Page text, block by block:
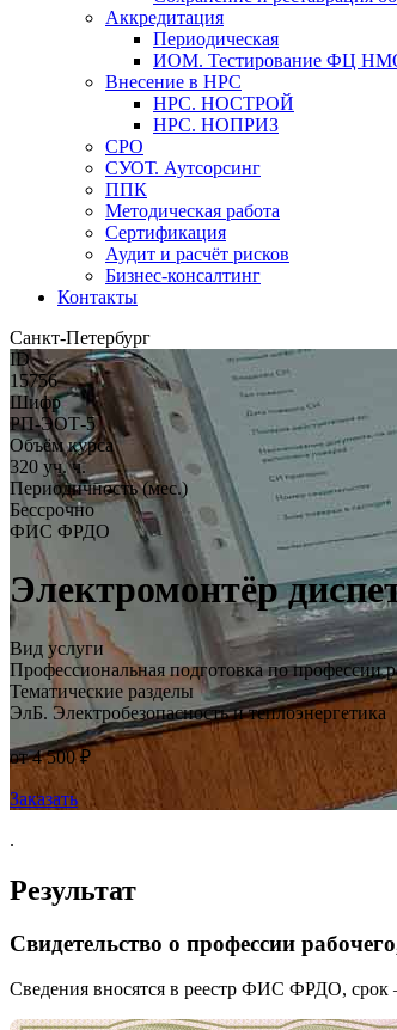
Аккредитация
Периодическая
ИОМ. Тестирование ФЦ
Внесение в НРС
НРС. НОСТРОЙ
НРС. НОПРИЗ
СРО
СУОТ. Аутсорсинг
ППК
Методическая работа
Сертификация
Аудит и расчёт рисков
Бизнес-консалтинг
Контакты
Санкт-Петербург
ID
15756
Шифр
РП-ЭОТ-5
Объём курса
320 уч. ч.
Периодичность (мес.)
Бессрочно
ФИС ФРДО
Электромонтёр
Вид услуги
Профессиональная подготовка по профессии
Тематические разделы
ЭлБ. Электробезопасность и теплоэнергетика
от 4 500 ₽
Заказать
.
Результат
Свидетельство о профессии
Сведения вносятся в реестр ФИС ФРДО, срок